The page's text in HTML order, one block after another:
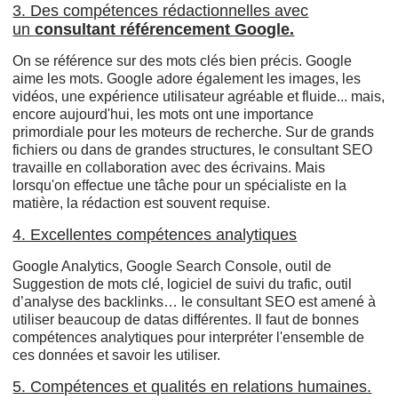
3. Des compétences rédactionnelles avec
unconsultant référencement Google.
On se référence sur des mots clés bien précis. Google
aime les mots. Google adore également les images, les
vidéos, une expérience utilisateur agréable et fluide... mais,
encore aujourd'hui, les mots ont une importance
primordiale pour les moteurs de recherche. Sur de grands
fichiers ou dans de grandes structures, le consultant SEO
travaille en collaboration avec des écrivains. Mais
lorsqu'on effectue une tâche pour un spécialiste en la
matière, la rédaction est souvent requise.
4. Excellentes compétences analytiques
Google Analytics, Google Search Console, outil de
Suggestion de mots clé, logiciel de suivi du trafic, outil
d’analyse des backlinks… le consultant SEO est amené à
utiliser beaucoup de datas différentes. Il faut de bonnes
compétences analytiques pour interpréter l'ensemble de
ces données et savoir les utiliser.
5. Compétences et qualités en relations humaines.